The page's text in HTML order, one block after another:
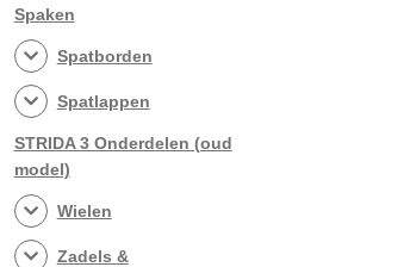
Spaken
Spatborden
Spatlappen
STRIDA 3 Onderdelen (oud
model)
Wielen
Zadels &